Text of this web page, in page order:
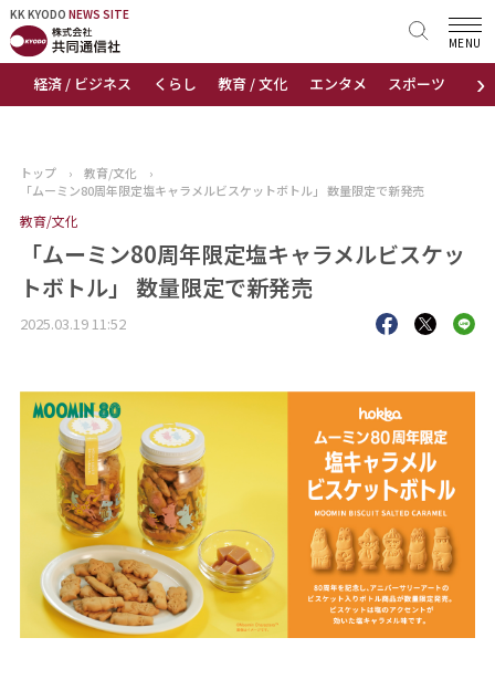
KK KYODO NEWS SITE
›
経済 / ビジネス くらし 教育 / 文化 エンタメ スポーツ 地域
MENU
KK KYODONEWS SITE
トップページ
ニュース
おすすめコンテンツ
出版物
トップ › 教育/文化
›
「ムーミン80周年限定塩キャラメルビスケットボトル」 数量限定で新発売
教育/文化
「ムーミン80周年限定塩キャラメルビスケッ
トボトル」 数量限定で新発売
2025.03.19 11:52